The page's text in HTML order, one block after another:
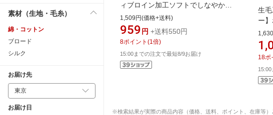
素材（生地・毛糸）
綿・コットン
ブロード
シルク
お届け先
お届け日
ィブロイン加工ソフトでしなやか
FROM メリーナイト(MerryNight) ブラ
ック FM66150101 [43×63cm枕用 /封
筒タイプ][FM66150101]
1,509円(価格+送料)
959 円 +送料550円
8ポイント (1 倍)
15:00までの注文で最短8/9お届け
生
ー
18ポ
※検索結果が実際の商品内容（価格、送料、ポイント、在庫等